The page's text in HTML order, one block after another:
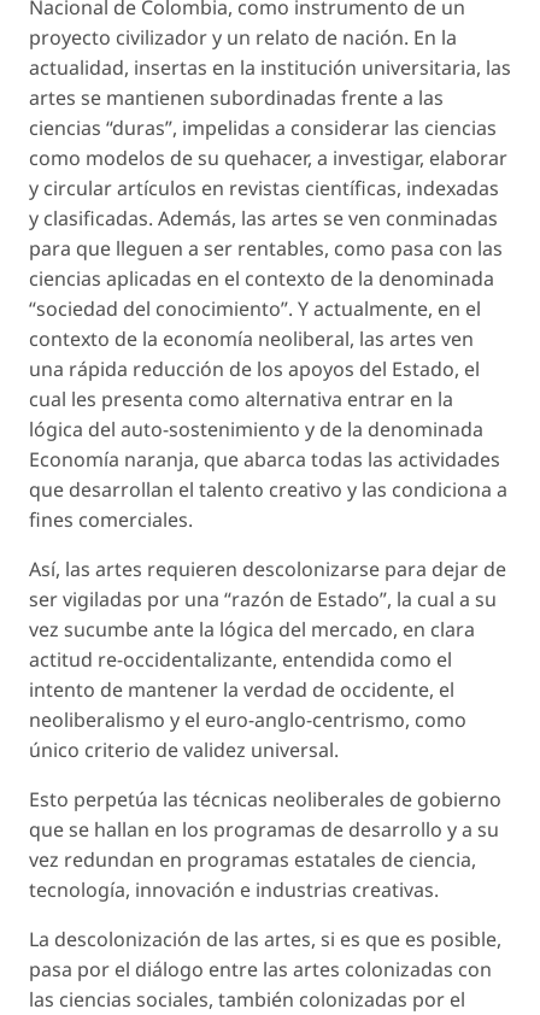
Nacional de Colombia, como instrumento de un
proyecto civilizador y un relato de nación. En la
actualidad, insertas en la institución universitaria, las
artes se mantienen subordinadas frente a las
ciencias “duras”, impelidas a considerar las ciencias
como modelos de su quehacer, a investigar, elaborar
y circular artículos en revistas científicas, indexadas
y clasificadas. Además, las artes se ven conminadas
para que lleguen a ser rentables, como pasa con las
ciencias aplicadas en el contexto de la denominada
“sociedad del conocimiento”. Y actualmente, en el
contexto de la economía neoliberal, las artes ven
una rápida reducción de los apoyos del Estado, el
cual les presenta como alternativa entrar en la
lógica del auto-sostenimiento y de la denominada
Economía naranja, que abarca todas las actividades
que desarrollan el talento creativo y las condiciona a
fines comerciales.
Así, las artes requieren descolonizarse para dejar de
ser vigiladas por una “razón de Estado”, la cual a su
vez sucumbe ante la lógica del mercado, en clara
actitud re-occidentalizante, entendida como el
intento de mantener la verdad de occidente, el
neoliberalismo y el euro-anglo-centrismo, como
único criterio de validez universal.
Esto perpetúa las técnicas neoliberales de gobierno
que se hallan en los programas de desarrollo y a su
vez redundan en programas estatales de ciencia,
tecnología, innovación e industrias creativas.
La descolonización de las artes, si es que es posible,
pasa por el diálogo entre las artes colonizadas con
las ciencias sociales, también colonizadas por el